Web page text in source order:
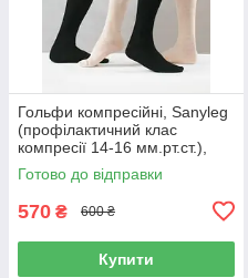
Гольфи компресійні, Sanyleg
(профілактичний клас
компресії 14-16 мм.рт.ст.),
розмір S, Італія
Готово до відправки
570 ₴ 600 ₴
Купити